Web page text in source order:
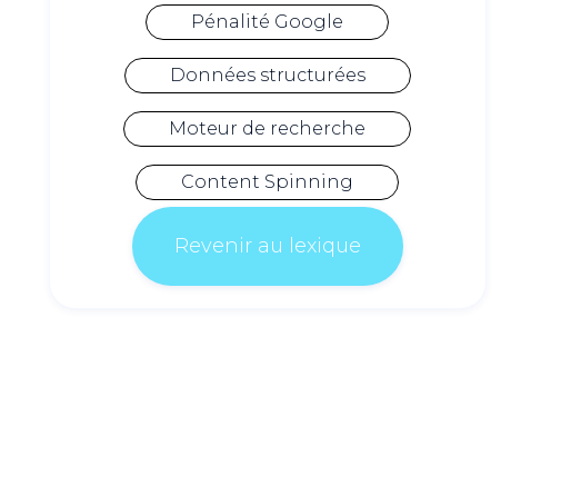
Pénalité Google
Données structurées
Moteur de recherche
Content Spinning
Revenir au lexique